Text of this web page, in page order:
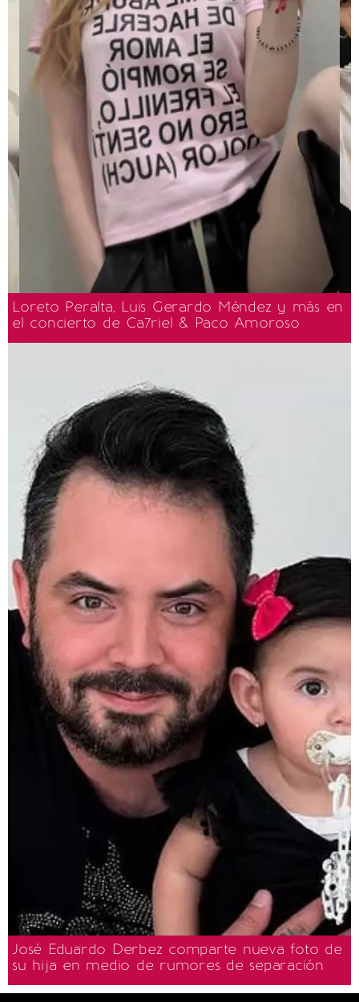
Loreto Peralta, Luis Gerardo Méndez y más en
el concierto de Ca7riel & Paco Amoroso
José Eduardo Derbez comparte nueva foto de
su hija en medio de rumores de separación